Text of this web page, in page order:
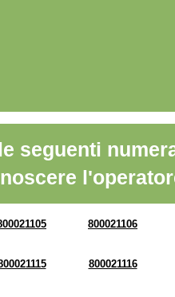
seguenti
800021106
800021116